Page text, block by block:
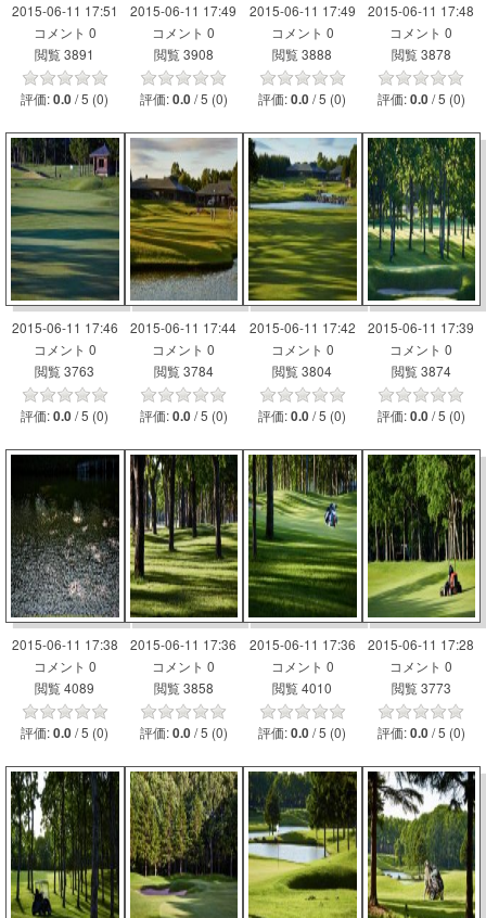
2015-06-11 17:51
コメント 0
閲覧 3891
評価:0.0 / 5 (0)
2015-06-11 17:49
コメント 0
閲覧 3908
評価:0.0 / 5 (0)
2015-06-11 17:49
コメント 0
閲覧 3888
評価:0.0 / 5 (0)
2015-06-11 17:48
コメント 0
閲覧 3878
評価:0.0 / 5 (0)
2015-06-11 17:46
コメント 0
閲覧 3763
評価:0.0 / 5 (0)
2015-06-11 17:44
コメント 0
閲覧 3784
評価:0.0 / 5 (0)
2015-06-11 17:42
コメント 0
閲覧 3804
評価:0.0 / 5 (0)
2015-06-11 17:39
コメント 0
閲覧 3874
評価:0.0 / 5 (0)
2015-06-11 17:38
コメント 0
閲覧 4089
評価:0.0 / 5 (0)
2015-06-11 17:36
コメント 0
閲覧 3858
評価:0.0 / 5 (0)
2015-06-11 17:36
コメント 0
閲覧 4010
評価:0.0 / 5 (0)
2015-06-11 17:28
コメント 0
閲覧 3773
評価:0.0 / 5 (0)